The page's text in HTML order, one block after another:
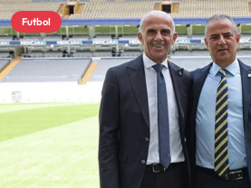
Futbol